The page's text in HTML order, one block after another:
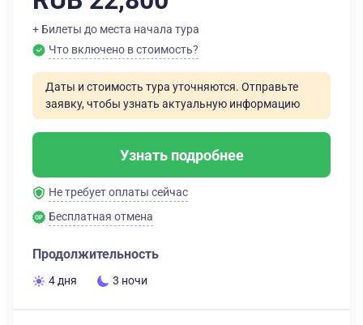
+ Билеты до места начала тура
Что включено в стоимость?
Даты и стоимость тура уточняются. Отправьте
заявку, чтобы узнать актуальную информацию
Узнать подробнее
Не требует оплаты сейчас
Бесплатная отмена
Продолжительность
4 дня 3 ночи